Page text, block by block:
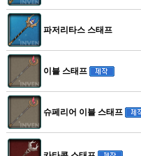
파저리타스 스태프
이블 스태프
슈페리어 이블 스태프